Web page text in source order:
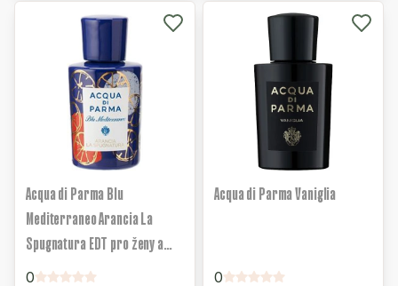
Acqua di Parma Blu
Mediterraneo Arancia La
Spugnatura EDT pro ženy a
muže
0
Acqua di Parma Vaniglia
0